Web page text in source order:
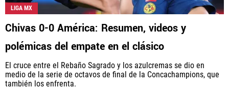
LIGA MX
Chivas 0-0 América: Resumen, videos y
polémicas del empate en el clásico
El cruce entre el Rebaño Sagrado y los azulcremas se dio en
medio de la serie de octavos de final de la Concachampions, que
también los enfrenta.